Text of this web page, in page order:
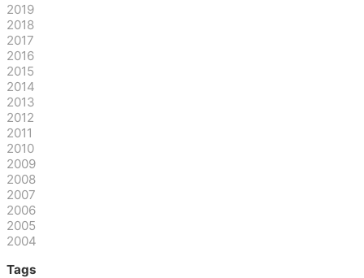
2019
2018
2017
2016
2015
2014
2013
2012
2011
2010
2009
2008
2007
2006
2005
2004
Tags